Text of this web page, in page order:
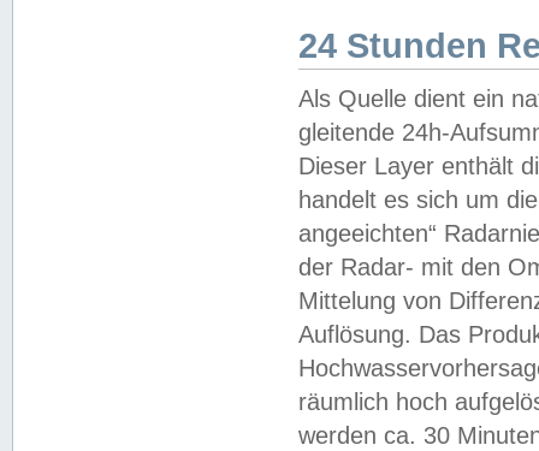
24 Stunden
Als Quelle dient ein
gleitende 24h-
Dieser Layer enthält
handelt es sich um
angeeichten“
der Radar- mit den
Mittelung von
Auflösung. Das
räumlich hoch
werden ca. 30